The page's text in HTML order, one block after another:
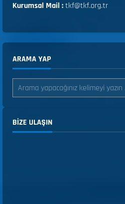
Kurumsal Mail :tkf@tkf.org.tr
ARAMA YAP
BIZE ULAŞIN